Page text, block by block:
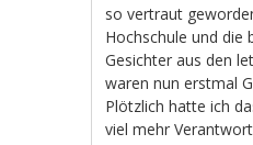
so vertraut
Hochschule und die
Gesichter aus den
waren nun erstmal
Plötzlich hatte ich
viel mehr